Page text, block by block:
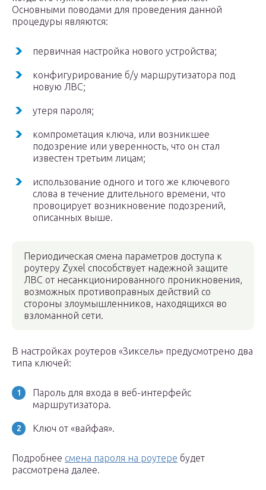
Основными поводами для проведения данной
процедуры являются:
первичная настройка нового устройства;
конфигурирование б/у маршрутизатора под
новую ЛВС;
утеря пароля;
компрометация ключа, или возникшее
подозрение или уверенность, что он стал
известен третьим лицам;
использование одного и того же ключевого
слова в течение длительного времени, что
провоцирует возникновение подозрений,
описанных выше.
Периодическая смена параметров доступа к
роутеру Zyxel способствует надежной защите
ЛВС от несанкционированного проникновения,
возможных противоправных действий со
стороны злоумышленников, находящихся во
взломанной сети.
В настройках роутеров «Зиксель» предусмотрено два
типа ключей:
Пароль для входа в веб-интерфейс
маршрутизатора.
Ключ от «вайфая».
Подробнее смена пароля на роутере будет
рассмотрена далее.